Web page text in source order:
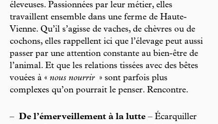
éleveuses. Passionnées par leur métier, elles
travaillent ensemble dans une ferme de Haute-
Vienne. Qu’il s’agisse de vaches, de chèvres ou de
cochons, elles rappellent ici que l’élevage peut aussi
passer par une attention constante au bien-être de
l’animal. Et que les relations tissées avec des bêtes
vouées à « nous nourrir » sont parfois plus
complexes qu’on pourrait le penser. Rencontre.
– De l’émerveillement à la lutte – Écarquiller